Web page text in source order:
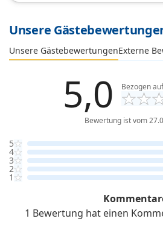
Unsere
Unsere GästebewertungenExterne
5,0 Bezogen
Bewertung ist vom
5
4
3
2
1
1 Bewertung hat einen